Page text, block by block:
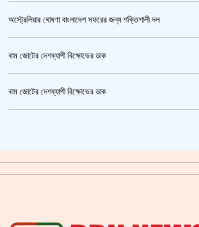
অস্ট্রেলিয়ার ঘোষণা বাংলাদেশ সফরের জন্য শক্তিশালী দল
বাম জোটের দেশব্যাপী বিক্ষোভের ডাক
বাম জোটের দেশব্যাপী বিক্ষোভের ডাক
গাজীপুর মহাসড়ক অবরোধ,সিটি করপোরেশনের গাড়ি চাপায় শ্রমিক নিহত